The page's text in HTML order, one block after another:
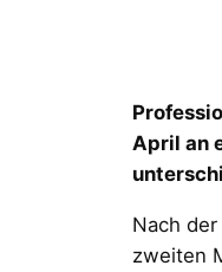
April an
Nach
zweiten